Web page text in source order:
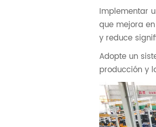
Implementar
que mejora
y reduce
Adopte un
producción y